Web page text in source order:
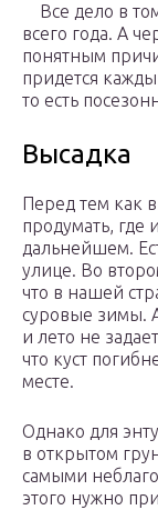
Все дело в
всего года. А
понятным
придется
то есть
Высадка
Перед тем как
продумать, где
дальнейшем.
улице. Во
что в нашей
суровые зимы.
и лето не
что куст
месте.
Однако для
в открытом
самыми
этого нужно